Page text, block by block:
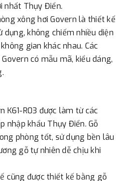
đã chuyển tiền của quý
đơn hàng theo yêu cầu.
nhất Thụy Điển.
xông hơi Govern là thiết kế
dụng, không chiếm nhiều diện
gian khác nhau. Các
có mẫu mã, kiểu dáng,
K61-R03 được làm từ các
nhập khẩu Thụy Điển. Gỗ
phòng tốt, sử dụng bền lâu
gỗ tự nhiên dễ chịu khi
cũng được thiết kế bằng gỗ